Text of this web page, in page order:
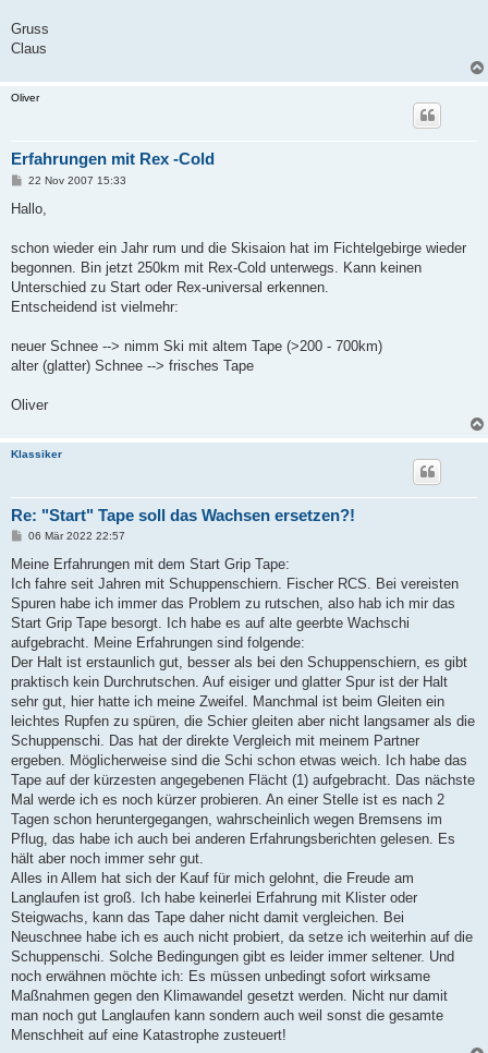
Gruss
Claus
Oliver
Erfahrungen mit Rex -Cold
B
i
a
22 Nov 2007 15:33
Hallo,
schon wieder ein Jahr rum und die Skisaion hat im Fichtelgebirge wieder
begonnen. Bin jetzt 250km mit Rex-Cold unterwegs. Kann keinen
Unterschied zu Start oder Rex-universal erkennen.
Entscheidend ist vielmehr:
neuer Schnee --> nimm Ski mit altem Tape (>200 - 700km)
alter (glatter) Schnee --> frisches Tape
Oliver
Klassiker
Re: "Start" Tape soll das Wachsen ersetzen?!
B
i
r
a
06 Mär 2022 22:57
Meine Erfahrungen mit dem Start Grip Tape:
Ich fahre seit Jahren mit Schuppenschiern. Fischer RCS. Bei vereisten
Spuren habe ich immer das Problem zu rutschen, also hab ich mir das
Start Grip Tape besorgt. Ich habe es auf alte geerbte Wachschi
aufgebracht. Meine Erfahrungen sind folgende:
Der Halt ist erstaunlich gut, besser als bei den Schuppenschiern, es gibt
praktisch kein Durchrutschen. Auf eisiger und glatter Spur ist der Halt
sehr gut, hier hatte ich meine Zweifel. Manchmal ist beim Gleiten ein
leichtes Rupfen zu spüren, die Schier gleiten aber nicht langsamer als die
Schuppenschi. Das hat der direkte Vergleich mit meinem Partner
ergeben. Möglicherweise sind die Schi schon etwas weich. Ich habe das
Tape auf der kürzesten angegebenen Flächt (1) aufgebracht. Das nächste
Mal werde ich es noch kürzer probieren. An einer Stelle ist es nach 2
Tagen schon heruntergegangen, wahrscheinlich wegen Bremsens im
Pflug, das habe ich auch bei anderen Erfahrungsberichten gelesen. Es
hält aber noch immer sehr gut.
Alles in Allem hat sich der Kauf für mich gelohnt, die Freude am
Langlaufen ist groß. Ich habe keinerlei Erfahrung mit Klister oder
Steigwachs, kann das Tape daher nicht damit vergleichen. Bei
Neuschnee habe ich es auch nicht probiert, da setze ich weiterhin auf die
Schuppenschi. Solche Bedingungen gibt es leider immer seltener. Und
noch erwähnen möchte ich: Es müssen unbedingt sofort wirksame
Maßnahmen gegen den Klimawandel gesetzt werden. Nicht nur damit
man noch gut Langlaufen kann sondern auch weil sonst die gesamte
Menschheit auf eine Katastrophe zusteuert!